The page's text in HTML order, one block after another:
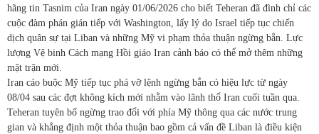
hãng tin Tasnim của Iran ngày 01/06/2026 cho biết Teheran đã đình chỉ các
cuộc đàm phán gián tiếp với Washington, lấy lý do Israel tiếp tục chiến
dịch quân sự tại Liban và những Mỹ vi phạm thỏa thuận ngừng bắn. Lực
lượng Vệ binh Cách mạng Hồi giáo Iran cảnh báo có thể mở thêm những
mặt trận mới.
Iran cáo buộc Mỹ tiếp tục phá vỡ lệnh ngừng bắn có hiệu lực từ ngày
08/04 sau các đợt không kích mới nhằm vào lãnh thổ Iran cuối tuần qua.
Teheran tuyên bố ngừng trao đổi với phía Mỹ thông qua các nước trung
gian và khẳng định một thỏa thuận bao gồm cả vấn đề Liban là điều kiện